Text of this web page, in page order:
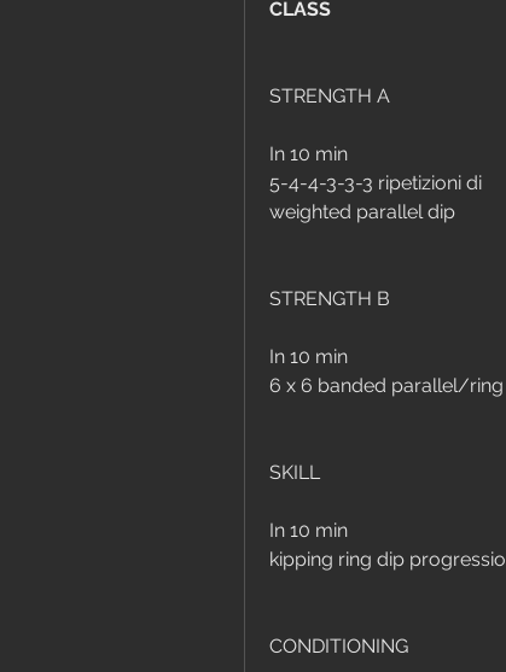
CLASS
STRENGTH A
In 10 min
5-4-4-3-3-3 ripetizioni di
weighted parallel dip
STRENGTH B
In 10 min
6 x 6 banded parallel/
SKILL
In 10 min
kipping ring dip
CONDITIONING